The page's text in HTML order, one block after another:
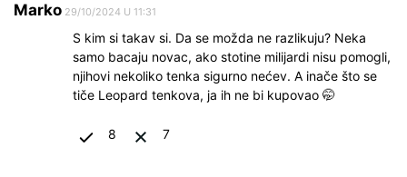
Marko 29/10/2024 U 11:31
S kim si takav si. Da se možda ne razlikuju? Neka
samo bacaju novac, ako stotine milijardi nisu pomogli,
njihovi nekoliko tenka sigurno nećev. A inače što se
tiče Leopard tenkova, ja ih ne bi kupovao 🤭
8 7